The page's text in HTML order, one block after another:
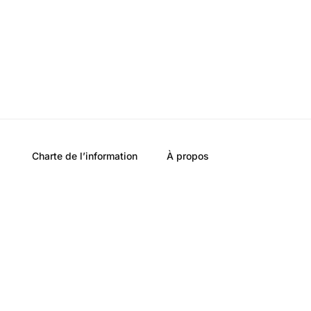
Charte de l’information À propos